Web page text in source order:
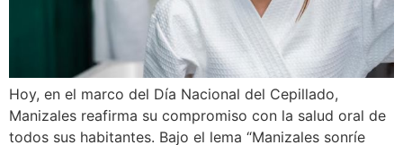
Hoy, en el marco del Día Nacional del Cepillado,
Manizales reafirma su compromiso con la salud oral de
todos sus habitantes. Bajo el lema “Manizales sonríe